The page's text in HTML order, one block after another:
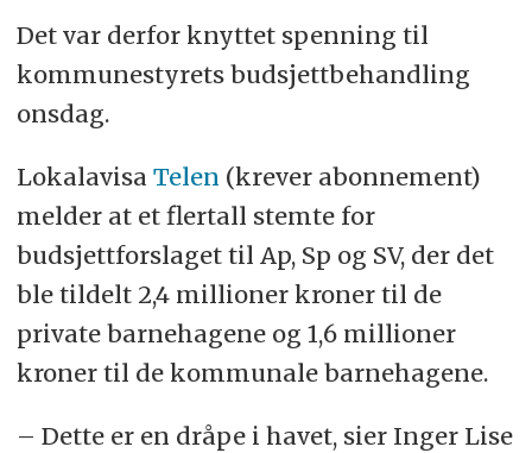
Det var derfor knyttet spenning til
kommunestyrets budsjettbehandling
onsdag.
Lokalavisa Telen (krever abonnement)
melder at et flertall stemte for
budsjettforslaget til Ap, Sp og SV, der det
ble tildelt 2,4 millioner kroner til de
private barnehagene og 1,6 millioner
kroner til de kommunale barnehagene.
– Dette er en dråpe i havet, sier Inger Lise